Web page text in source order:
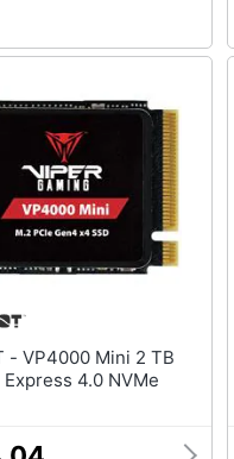
TB
Express 4.0 NVMe